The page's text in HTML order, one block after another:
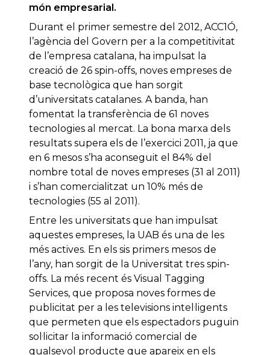
món empresarial.
Durant el primer semestre del 2012, ACC1Ó,
l’agència del Govern per a la competitivitat
de l’empresa catalana, ha impulsat la
creació de 26 spin-offs, noves empreses de
base tecnològica que han sorgit
d’universitats catalanes. A banda, han
fomentat la transferència de 61 noves
tecnologies al mercat. La bona marxa dels
resultats supera els de l’exercici 2011, ja que
en 6 mesos s’ha aconseguit el 84% del
nombre total de noves empreses (31 al 2011)
i s’han comercialitzat un 10% més de
tecnologies (55 al 2011).
Entre les universitats que han impulsat
aquestes empreses, la UAB és una de les
més actives. En els sis primers mesos de
l’any, han sorgit de la Universitat tres spin-
offs. La més recent és Visual Tagging
Services, que proposa noves formes de
publicitat per a les televisions intel·ligents
que permeten que els espectadors puguin
sol·licitar la informació comercial de
qualsevol producte que apareix en els